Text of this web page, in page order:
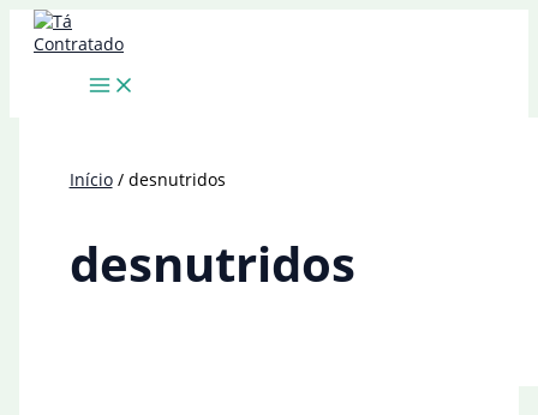
para
Início desnutridos
desnutridos